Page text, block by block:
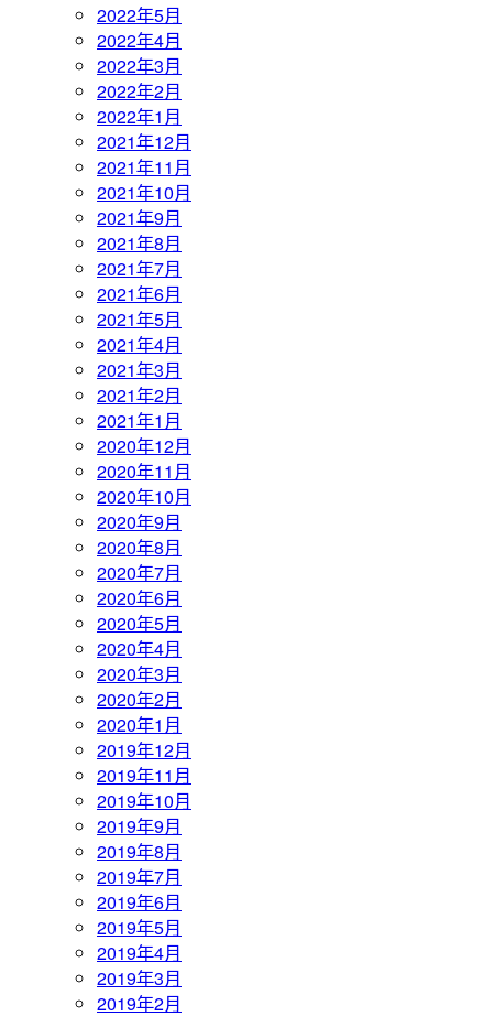
2022年5月
2022年4月
2022年3月
2022年2月
2022年1月
2021年12月
2021年11月
2021年10月
2021年9月
2021年8月
2021年7月
2021年6月
2021年5月
2021年4月
2021年3月
2021年2月
2021年1月
2020年12月
2020年11月
2020年10月
2020年9月
2020年8月
2020年7月
2020年6月
2020年5月
2020年4月
2020年3月
2020年2月
2020年1月
2019年12月
2019年11月
2019年10月
2019年9月
2019年8月
2019年7月
2019年6月
2019年5月
2019年4月
2019年3月
2019年2月